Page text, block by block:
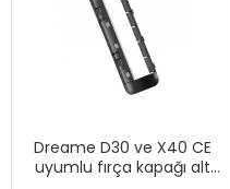
Dreame D30 ve X40 CE
uyumlu fırça kapağı alt